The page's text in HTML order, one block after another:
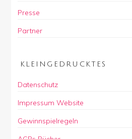
Presse
Partner
KLEINGEDRUCKTES
Datenschutz
Impressum Website
Gewinnspielregeln